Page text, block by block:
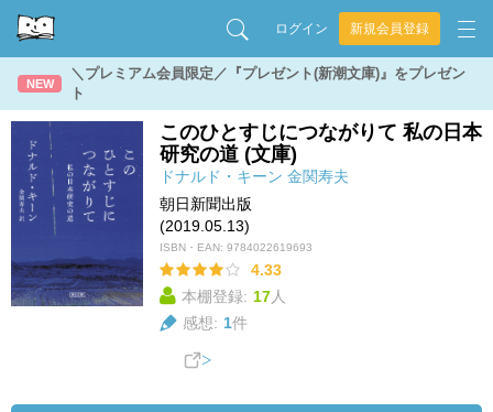
ログイン 新規会員登録
NEW
＼プレミアム会員限定／『プレゼント(新潮文庫)』をプレゼン
ト
このひとすじにつながりて 私の日本
研究の道 (文庫)
ドナルド・キーン 金関寿夫
朝日新聞出版
(2019.05.13)
ISBN・EAN: 9784022619693
4.33
本棚登録: 17人
感想: 1件